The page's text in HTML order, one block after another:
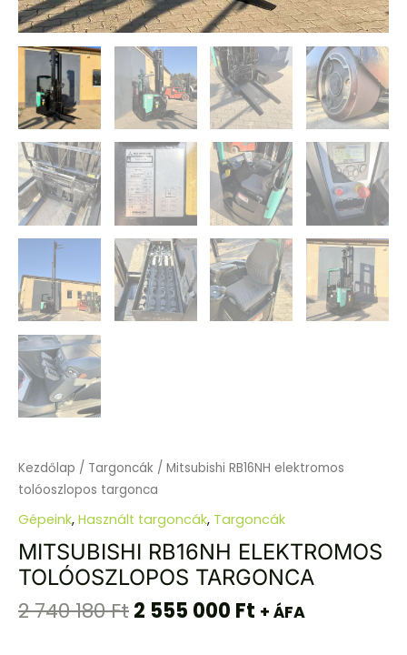
Kezdőlap / Targoncák / Mitsubishi RB16NH elektromos
tolóoszlopos targonca
Gépeink, Használt targoncák, Targoncák
MITSUBISHI RB16NH ELEKTROMOS
TOLÓOSZLOPOS TARGONCA
2 740 180Ft2 555 000 Ft + ÁFA